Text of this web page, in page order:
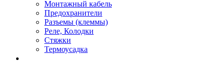
Монтажный кабель
Предохранители
Разъемы (клеммы)
Реле, Колодки
Стяжки
Термоусадка